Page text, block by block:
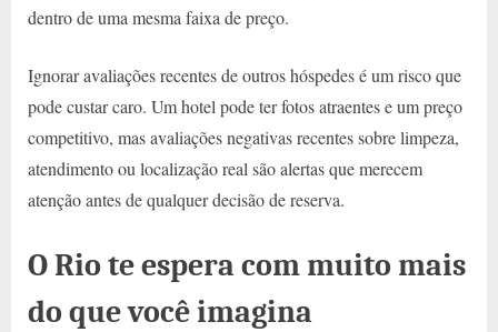
dentro de uma mesma faixa de preço.
Ignorar avaliações recentes de outros hóspedes é um risco que
pode custar caro. Um hotel pode ter fotos atraentes e um preço
competitivo, mas avaliações negativas recentes sobre limpeza,
atendimento ou localização real são alertas que merecem
atenção antes de qualquer decisão de reserva.
O Rio te espera com muito mais
do que você imagina